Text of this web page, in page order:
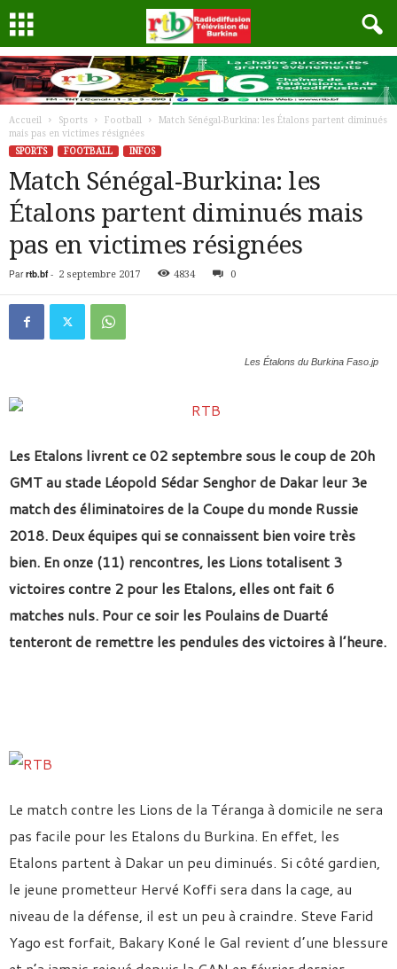
Accueil Sports Football
Match Sénégal-Burkina: les Étalons partent diminués
mais pas en victimes résignées
SPORTS
FOOTBALL INFOS
Match Sénégal-Burkina: les
Étalons partent diminués mais
pas en victimes résignées
Par rtb.bf- 2 septembre 2017 4834 0
Les Étalons du Burkina Faso.jp
Les Etalons livrent ce 02 septembre sous le coup de 20h
GMT au stade Léopold Sédar Senghor de Dakar leur 3e
match des éliminatoires de la Coupe du monde Russie
2018. Deux équipes qui se connaissent bien voire très
bien. En onze (11) rencontres, les Lions totalisent 3
victoires contre 2 pour les Etalons, elles ont fait 6
matches nuls. Pour ce soir les Poulains de Duarté
tenteront de remettre les pendules des victoires à l’heure.
Le match contre les Lions de la Téranga à domicile ne sera
pas facile pour les Etalons du Burkina. En effet, les
Etalons partent à Dakar un peu diminués. Si côté gardien,
le jeune prometteur Hervé Koffi sera dans la cage, au
niveau de la défense, il est un peu à craindre. Steve Farid
Yago est forfait, Bakary Koné le Gal revient d’une blessure